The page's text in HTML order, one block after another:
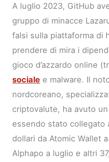
A luglio 2023, GitHub
gruppo di minacce
falsi sulla piattaforma di
prendere di mira i
gioco d’azzardo online
sociale e malware. Il
nordcoreano,
criptovalute, ha avuto
essendo stato collegato
dollari da Atomic Wallet
Alphapo a luglio e altri